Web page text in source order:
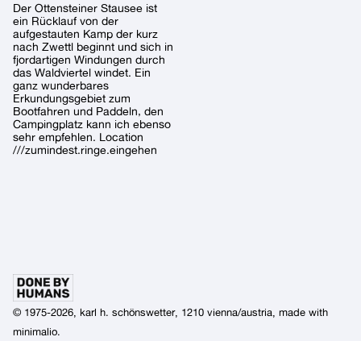
Der Ottensteiner Stausee ist
ein Rücklauf von der
aufgestauten Kamp der kurz
nach Zwettl beginnt und sich in
fjordartigen Windungen durch
das Waldviertel windet. Ein
ganz wunderbares
Erkundungsgebiet zum
Bootfahren und Paddeln, den
Campingplatz kann ich ebenso
sehr empfehlen. Location
///zumindest.ringe.eingehen
© 1975-2026, karl h. schönswetter, 1210 vienna/austria, made with
minimalio.